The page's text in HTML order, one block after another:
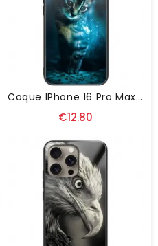
Coque IPhone 16 Pro Max Verre Trempé Chat
€12.80